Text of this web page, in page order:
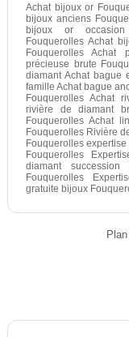
Achat bijoux or
bijoux anciens
bijoux or occasion
Fouquerolles Achat
Fouquerolles Achat
précieuse brute
diamant Achat bague
famille Achat bague
Fouquerolles Achat
rivière de diamant
Fouquerolles Achat
Fouquerolles Rivière
Fouquerolles
Fouquerolles
diamant succession
Fouquerolles
gratuite bijoux